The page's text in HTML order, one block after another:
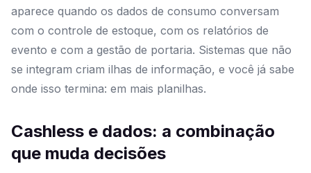
aparece quando os dados de consumo conversam
com o controle de estoque, com os relatórios de
evento e com a gestão de portaria. Sistemas que não
se integram criam ilhas de informação, e você já sabe
onde isso termina: em mais planilhas.
Cashless e dados: a combinação
que muda decisões